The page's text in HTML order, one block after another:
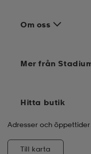
Om oss
Mer från
Hitta butik
Adresser och
Till karta